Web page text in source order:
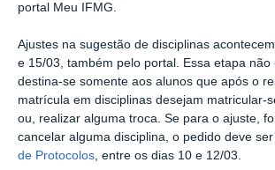
portal Meu IFMG.
Ajustes na sugestão de disciplinas
e 15/03, também pelo portal. Essa etapa não
destina-se somente aos alunos que após o
matrícula em disciplinas desejam matricular-
ou, realizar alguma troca. Se para o ajuste,
cancelar alguma disciplina, o pedido deve
de Protocolos , entre os dias 10 e 12/03.